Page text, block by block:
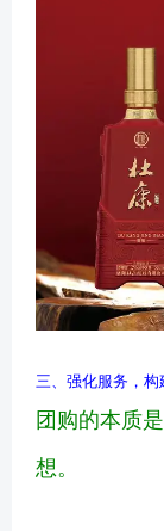
三、强化服务，
团购的本质
想。